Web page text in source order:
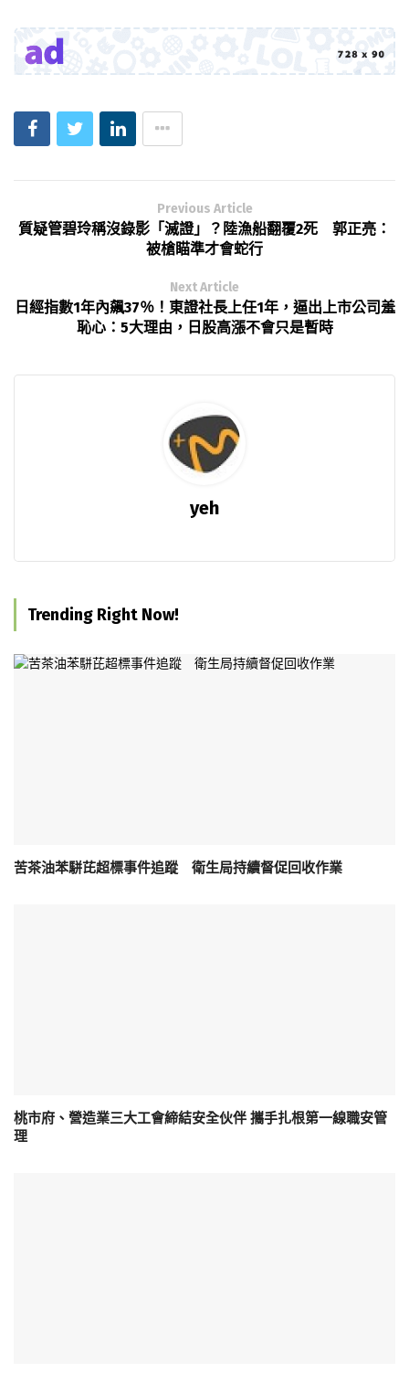
Previous Article
質疑管碧玲稱沒錄影「滅證」？陸漁船翻覆2死 郭正亮：
被槍瞄準才會蛇行
Next Article
日經指數1年內飆37％！東證社長上任1年，逼出上市公司羞
恥心：5大理由，日股高漲不會只是暫時
yeh
Trending Right Now!
苦茶油苯駢芘超標事件追蹤 衛生局持續督促回收作業
桃市府、營造業三大工會締結安全伙伴 攜手扎根第一線職安管
理